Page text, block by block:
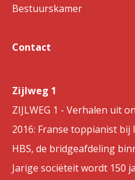
Bestuurskamer
Contact
Zijlweg 1
ZIJLWEG 1 - Verhalen uit
2016: Franse toppianist
HBS, de bridgeafdeling
Jarige sociëteit wordt 150